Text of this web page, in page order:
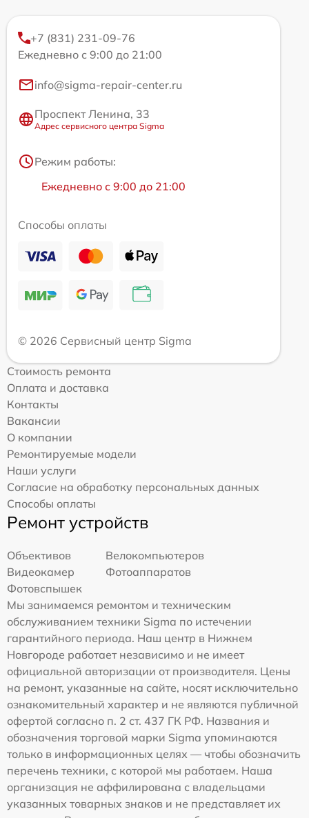
+7 (831) 231-09-76
Ежедневно с 9:00 до 21:00
info@sigma-repair-center.ru
Проспект Ленина, 33
Адрес сервисного центра Sigma
Режим работы:
Ежедневно с 9:00 до 21:00
Способы оплаты
© 2026 Сервисный центр Sigma
Стоимость ремонта
Оплата и доставка
Контакты
Вакансии
О компании
Ремонтируемые модели
Наши услуги
Согласие на обработку персональных данных
Способы оплаты
Ремонт устройств
Объективов
Велокомпьютеров
Видеокамер
Фотоаппаратов
Фотовспышек
Мы занимаемся ремонтом и техническим
обслуживанием техники Sigma по истечении
гарантийного периода. Наш центр в Нижнем
Новгороде работает независимо и не имеет
официальной авторизации от производителя. Цены
на ремонт, указанные на сайте, носят исключительно
ознакомительный характер и не являются публичной
офертой согласно п. 2 ст. 437 ГК РФ. Названия и
обозначения торговой марки Sigma упоминаются
только в информационных целях — чтобы обозначить
перечень техники, с которой мы работаем. Наша
организация не аффилирована с владельцами
указанных товарных знаков и не представляет их